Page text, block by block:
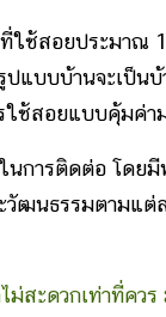
ช้สอยประมาณ
แบบบ้านจะเป็น
ใช้สอยแบบคุ้มค่า
นการติดต่อ โด
วัฒนธรรมตามแ
ม่สะดวกเท่าที่ค